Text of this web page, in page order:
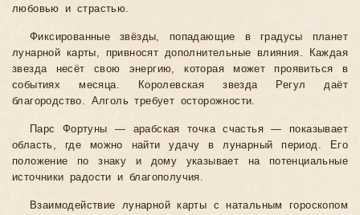
любовью и страстью.
Фиксированные звёзды, попадающие в градусы планет
лунарной карты, привносят дополнительные влияния. Каждая
звезда несёт свою энергию, которая может проявиться в
событиях месяца. Королевская звезда Регул даёт
благородство. Алголь требует осторожности.
Парс Фортуны — арабская точка счастья — показывает
область, где можно найти удачу в лунарный период. Его
положение по знаку и дому указывает на потенциальные
источники радости и благополучия.
Взаимодействие лунарной карты с натальным гороскопом